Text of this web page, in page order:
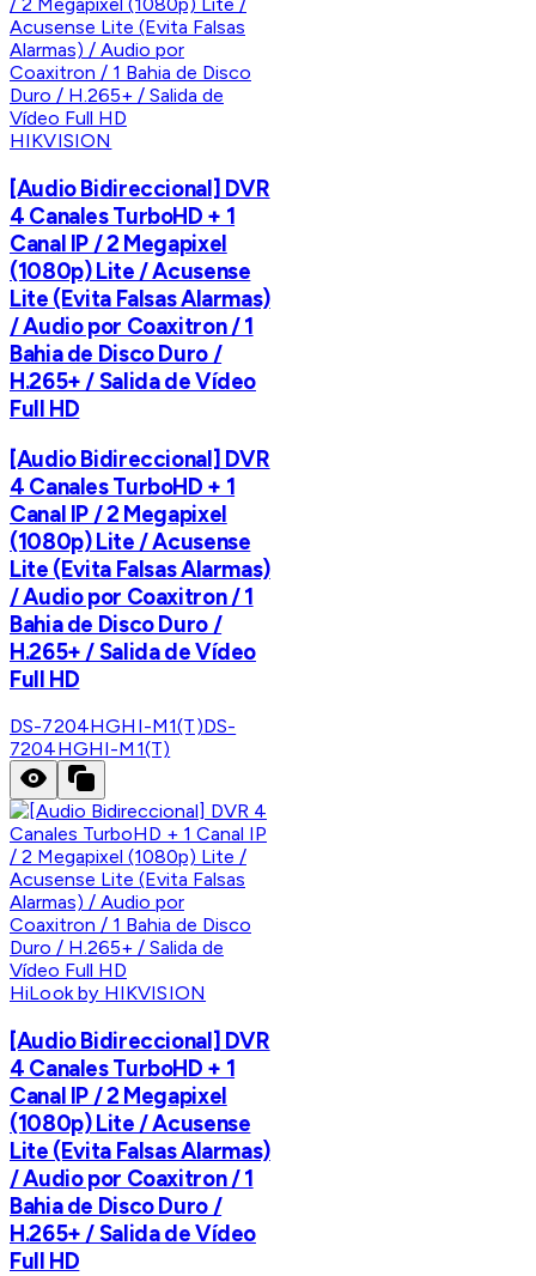
HIKVISION
[Audio Bidireccional] DVR
4 Canales TurboHD + 1
Canal IP / 2 Megapixel
(1080p) Lite / Acusense
Lite (Evita Falsas Alarmas)
/ Audio por Coaxitron / 1
Bahia de Disco Duro /
H.265+ / Salida de Vídeo
Full HD
[Audio Bidireccional] DVR
4 Canales TurboHD + 1
Canal IP / 2 Megapixel
(1080p) Lite / Acusense
Lite (Evita Falsas Alarmas)
/ Audio por Coaxitron / 1
Bahia de Disco Duro /
H.265+ / Salida de Vídeo
Full HD
DS-7204HGHI-M1(T)DS-
7204HGHI-M1(T)
HiLook by HIKVISION
[Audio Bidireccional] DVR
4 Canales TurboHD + 1
Canal IP / 2 Megapixel
(1080p) Lite / Acusense
Lite (Evita Falsas Alarmas)
/ Audio por Coaxitron / 1
Bahia de Disco Duro /
H.265+ / Salida de Vídeo
Full HD